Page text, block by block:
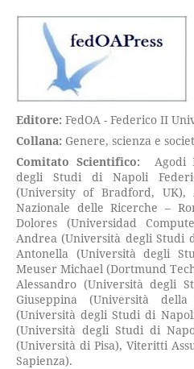
Editore: FedOA - Federico II
Collana: Genere, scienza e
Comitato Scientifico:
Agodi
degli Studi di Napoli
(University of Bradford, UK),
Nazionale delle Ricerche –
Dolores (Universidad
Andrea (Università degli Studi
Antonella (Università degli
Meuser Michael (Dortmund
Alessandro (Università degli
Giuseppina (Università
(Università degli Studi di
(Università degli Studi di
(Università di Pisa), Viteritti
Sapienza).